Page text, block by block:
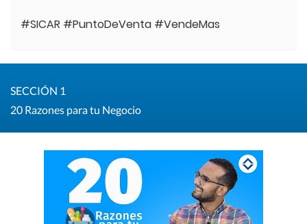
#SICAR #PuntoDeVenta #VendeMas
SECCIÓN 1
20 Razones para tu Negocio